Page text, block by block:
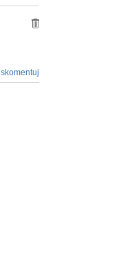
skomentuj